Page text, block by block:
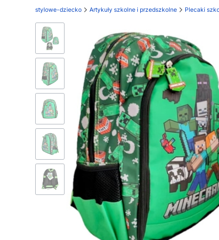
stylowe-dziecko Artykuły szkolne i przedszkolne Plecaki